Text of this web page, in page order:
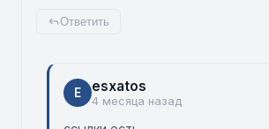
Ответить
E esxatos
4 месяца назад